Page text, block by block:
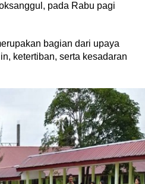
pada Rabu pagi
bagian dari upaya
ketertiban, serta kesadaran